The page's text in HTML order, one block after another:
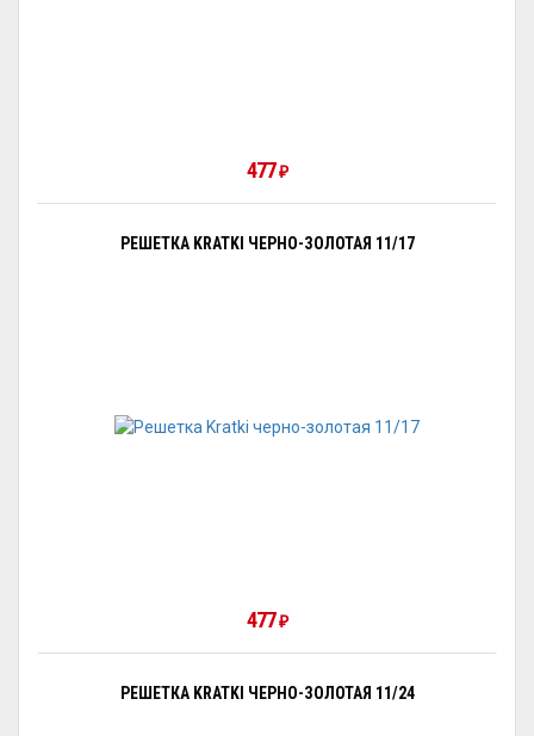
477₽
РЕШЕТКА KRATKI ЧЕРНО-ЗОЛОТАЯ 11/17
477₽
РЕШЕТКА KRATKI ЧЕРНО-ЗОЛОТАЯ 11/24